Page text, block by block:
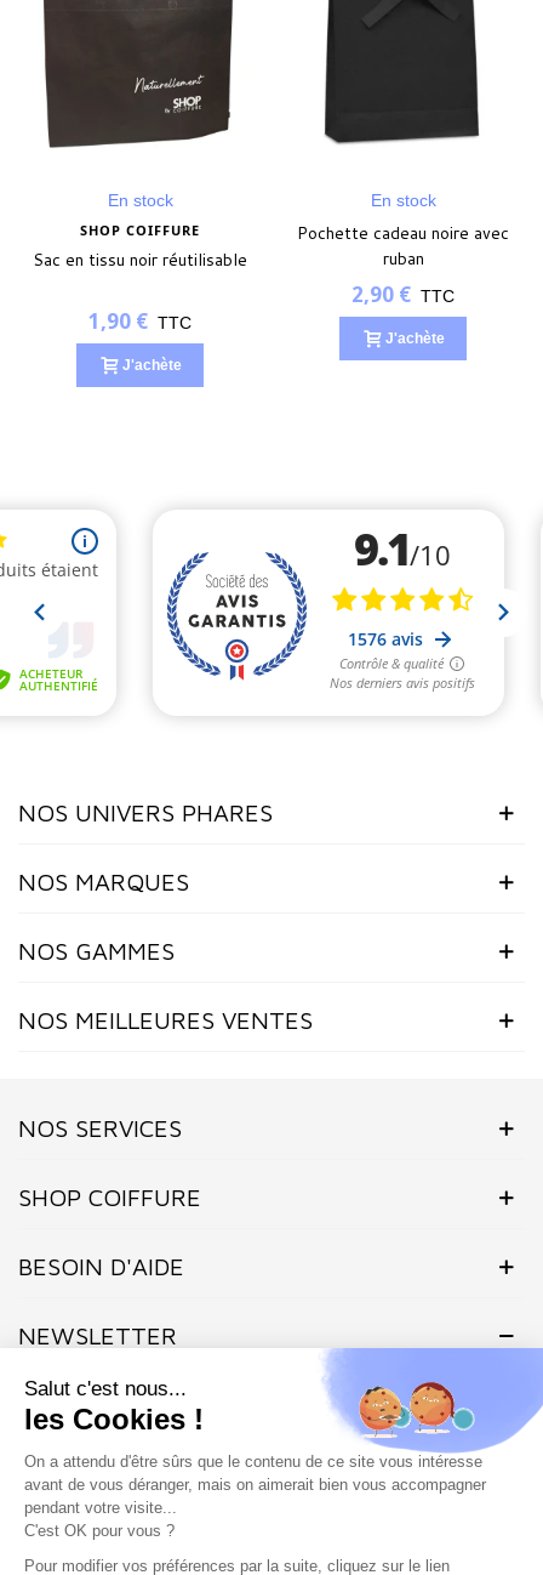
(3 avis)
En stock
SHOP COIFFURE
Sac en tissu noir réutilisable
1,90 € TTC
J'achète
En stock
Pochette cadeau noire avec
ruban
2,90 € TTC
J'achète
NOS UNIVERS PHARES
NOS MARQUES
NOS GAMMES
NOS MEILLEURES VENTES
NOS SERVICES
SHOP COIFFURE
BESOIN D'AIDE
NEWSLETTER
Inscrivez-vous dès maintenant à notre Newsletter et recevez en
exclusivité nos offres flashs, promotions et actualités.
Site protégé par reCAPTCHA.